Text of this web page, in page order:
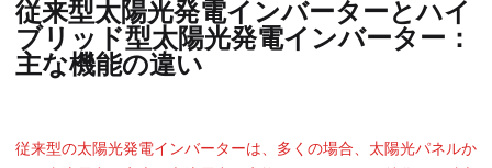
従来型太陽光発電インバーターとハイ
ブリッド型太陽光発電インバーター：
主な機能の違い
従来型の太陽光発電インバーターは、多くの場合、太陽光パネルか